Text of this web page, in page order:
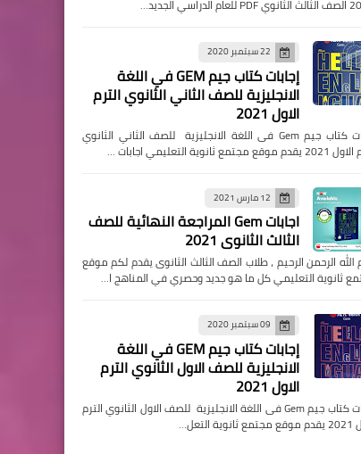
22 سبتمبر 2020
إجابات كتاب جيم GEM في اللغة
الانجليزية للصف الثاني الثانوي الترم
الاول 2021
اجابات كتاب جيم Gem فى اللغة الانجليزية للصف الثاني الثانوي
مجتمع ثانوية التعليمي اجابات …
12 مارس 2021
اجابات Gem المراجعة النهائية للصف
الثالث الثانوى 2021
الرحمن الرحيم ، طلاب الصف الثالث الثانوى يقدم لكم موقع
ثانوية التعليمي كل ما هو جديد وحصري في المناهج ا…
09 سبتمبر 2020
إجابات كتاب جيم GEM في اللغة
الانجليزية للصف الاول الثانوي الترم
الاول 2021
اجابات كتاب جيم Gem فى اللغة الانجليزية للصف الاول الثانوي الترم